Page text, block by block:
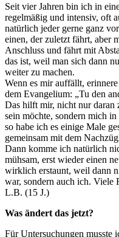
Seit vier Jahren bin ich in
regelmäßig und intensiv, oft
natürlich jeder gerne ganz
einen, der zuletzt fährt, aber
Anschluss und fährt mit
das ist, weil man sich dann
weiter zu machen.
Wenn es mir auffällt,
dem Evangelium: „Tu den
Das hilft mir, nicht nur daran
sein möchte, sondern mich
so habe ich es einige Male
gemeinsam mit dem
Dann komme ich natürlich
mühsam, erst wieder einen
wirklich erstaunt, weil dann
war, sondern auch ich. Viele
L.B. (15 J.)
Was ändert das jetzt?
Für Untersuchungen musste